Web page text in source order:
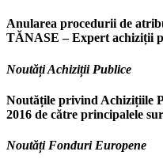
Anularea procedurii de
TĂNASE – Expert achiziții
Noutăți Achiziții Publice
Noutățile privind Achizițiile
2016 de către principalele
Noutăți Fonduri Europene